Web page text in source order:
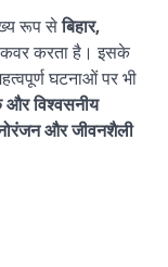
रूप सेबिहार,
करता है। इसके
घटनाओं पर भी
विश्वसनीय
और जीवनशैली